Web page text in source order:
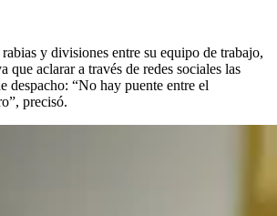
y divisiones entre su equipo de trabajo,
que aclarar a través de redes sociales las
despacho: “No hay puente entre el
precisó.